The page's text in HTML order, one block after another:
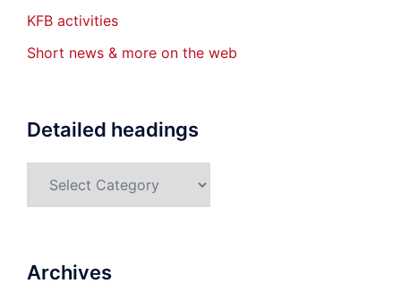
KFB activities
Short news & more on the web
Detailed headings
Archives